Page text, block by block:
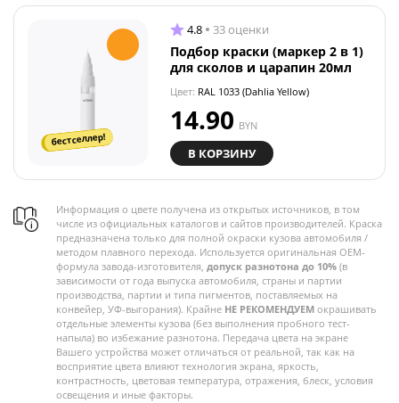
бестселлер!
4.8 33 оценки
Подбор краски (маркер 2 в 1)
для сколов и царапин 20мл
Цвет: RAL 1033 (Dahlia Yellow)
14.90 BYN
В КОРЗИНУ
Информация о цвете получена из открытых источников, в том
числе из официальных каталогов и сайтов производителей. Краска
предназначена только для полной окраски кузова автомобиля /
методом плавного перехода. Используется оригинальная OEM-
формула завода-изготовителя, допуск разнотона до 10% (в
зависимости от года выпуска автомобиля, страны и партии
производства, партии и типа пигментов, поставляемых на
конвейер, УФ-выгорания). Крайне НЕ РЕКОМЕНДУЕМ окрашивать
отдельные элементы кузова (без выполнения пробного тест-
напыла) во избежание разнотона. Передача цвета на экране
Вашего устройства может отличаться от реальной, так как на
восприятие цвета влияют технология экрана, яркость,
контрастность, цветовая температура, отражения, блеск, условия
освещения и иные факторы.